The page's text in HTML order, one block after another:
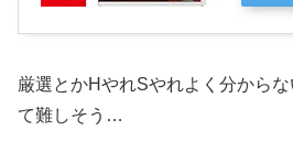
厳選とかHやれSやれよく分から
て難しそう…